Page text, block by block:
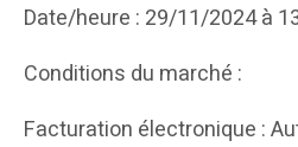
Date/heure : 29/11/2024 à
Conditions du marché :
Facturation électronique :